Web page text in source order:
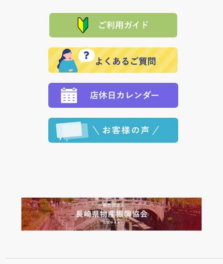
れの生産メーカーからお客様の元へ直送いたしますの
で、 それぞれ個別に送料が必要になります。
品代金を返金いたします。）
その際は誠に申し訳ありませんが、当協会までご注文
願いいたします。
た場合、お客様からの ご入金を確認した後で、商品を
※「クレジットカード」「PayPay」「楽天ペイ」を指
定された場合は、準備出来次第の便にてお送りいたし
ます。 （到着日指定をされている場合は、ご指定の日
程に合わせてお届けいたします。）